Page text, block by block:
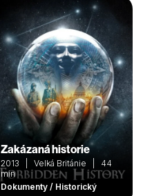
Zakázaná historie
2013 | Velká Británie | 44
min
Dokumenty / Historický